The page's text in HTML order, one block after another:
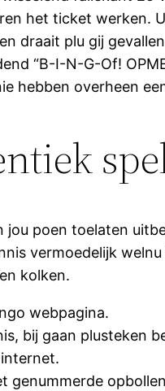
het ticket
draait plu gij
“B-I-N-G-Of!
hebben overheen
poen toelaten
vermoedelijk
kolken.
webpagina.
bij gaan plusteken
genummerde